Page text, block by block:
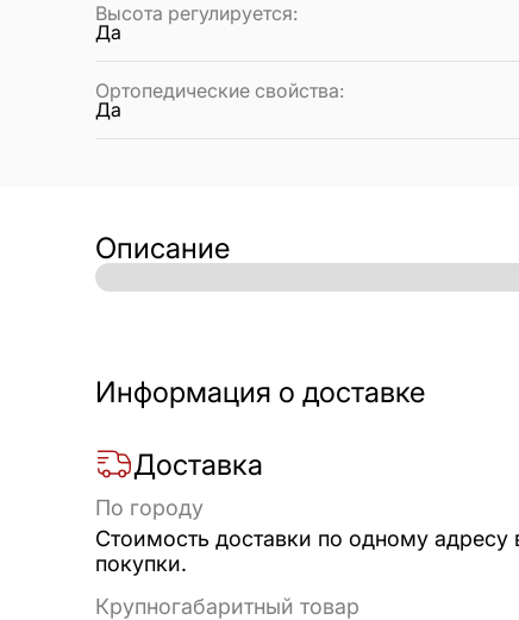
Высота регулируется:
Да
Ортопедические свойства:
Да
Описание
Информация о доставке
Доставка
По городу
Стоимость доставки по одному
покупки.
Крупногабаритный товар